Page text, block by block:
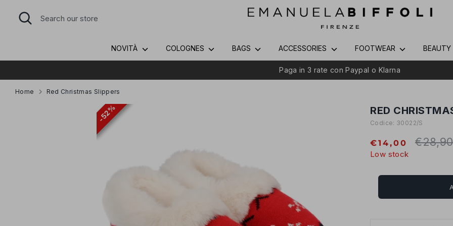
Search
Search
our
NOVITÀ COLOGNES BAGS ACCESSORIES FOOTWEAR BEAUTY
Paga in 3 rate con Paypal o Klarna
Home Red Christmas Slippers
52%
52%
52%
52%
52% RED
Codice: 30022/S
€14,00
Regular
€28,90
Low stock